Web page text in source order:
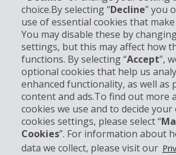
choice.By selecting “Decline” you
use of essential cookies that
You may disable these by
settings, but this may affect how
functions. By selecting “Accept”,
optional cookies that help us
enhanced functionality, as well as
content and ads.To find out more
cookies we use and to decide
cookies settings, please select “
Cookies”. For information about
data we collect, please visit our
Informations sur l'entreprise
Entreprise
Support client
Réserver avec Hertz